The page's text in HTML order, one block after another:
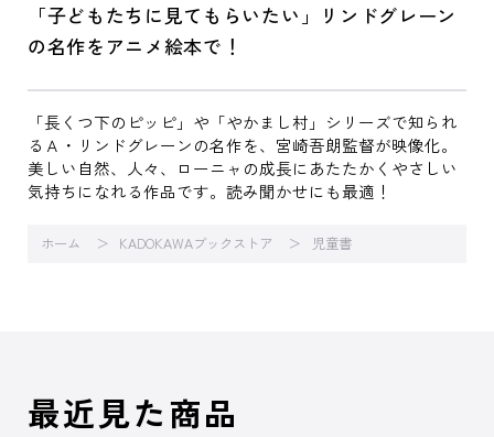
「子どもたちに見てもらいたい」リンドグレーン
の名作をアニメ絵本で！
「長くつ下のピッピ」や「やかまし村」シリーズで知られ
るＡ・リンドグレーンの名作を、宮崎吾朗監督が映像化。
美しい自然、人々、ローニャの成長にあたたかくやさしい
気持ちになれる作品です。読み聞かせにも最適！
ホーム KADOKAWAブックストア 児童書
最近見た商品